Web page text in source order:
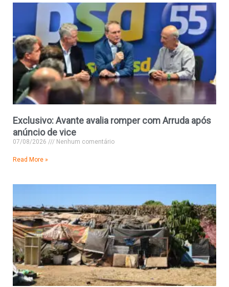
Exclusivo: Avante avalia romper com Arruda após
anúncio de vice
07/08/2026 Nenhum comentário
Read More »